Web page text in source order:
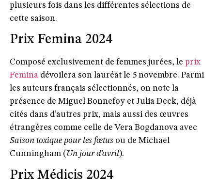
plusieurs fois dans les différentes sélections de
cette saison.
Prix Femina 2024
Composé exclusivement de femmes jurées, le prix
Femina dévoilera son lauréat le 5 novembre. Parmi
les auteurs français sélectionnés, on note la
présence de Miguel Bonnefoy et Julia Deck, déjà
cités dans d’autres prix, mais aussi des œuvres
étrangères comme celle deVera Bogdanova avec
Saison toxique pour les fœtus ou de Michael
Cunningham (Un jour d’avril).
Prix Médicis 2024